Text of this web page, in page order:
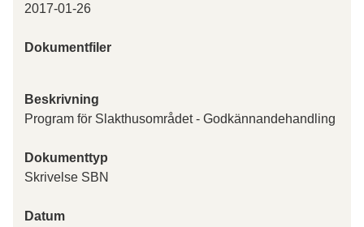
2017-01-26
Dokumentfiler
Beskrivning
Program för Slakthusområdet - Godkännandehandling
Dokumenttyp
Skrivelse SBN
Datum